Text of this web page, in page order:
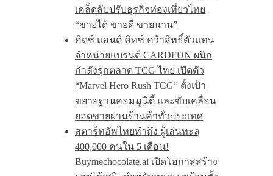
เคล็ดลับปรับธุรกิจท่องเที่ยวไทย
“ขายได้ ขายดี ขายนาน”
คิดซ์ แอนด์ คิทซ์ คว้าสิทธิ์ตัวแทน
จำหน่ายแบรนด์ CARDFUN ผนึก
กำลังรุกตลาด TCG ไทย เปิดตัว
“Marvel Hero Rush TCG” ตั้งเป้า
ขยายฐานคอมมูนิตี้ และขับเคลื่อน
ยอดขายผ่านร้านค้าทั่วประเทศ
สตาร์ทอัพไทยทำถึง ผู้เล่นทะลุ
400,000 คนใน 5 เดือน!
Buymechocolate.ai เปิดโอกาสสร้าง